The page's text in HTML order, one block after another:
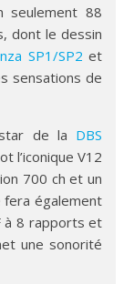
seulement 88
dont le dessin
SP1/SP2 et
sensations de
de la DBS
l’iconique V12
700 ch et un
fera également
à 8 rapports et
une sonorité